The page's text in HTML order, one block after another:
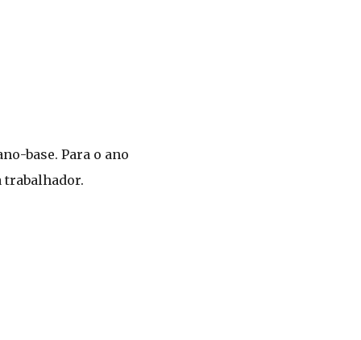
base. Para o ano
trabalhador.